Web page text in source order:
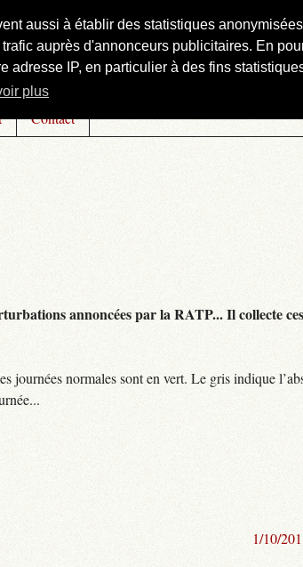
aussi à établir des statistiques
auprès d'annonceurs publicitaires. En
IP, en particulier à des fins
plus
Contact
annoncées par la RATP... Il collecte ces
journées normales sont en vert. Le gris indique
1/10/